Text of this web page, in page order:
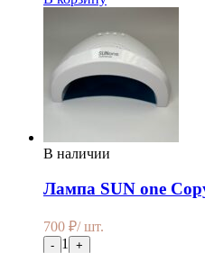
В наличии
Лампа SUN one
700 ₽/ шт.
- 1 +